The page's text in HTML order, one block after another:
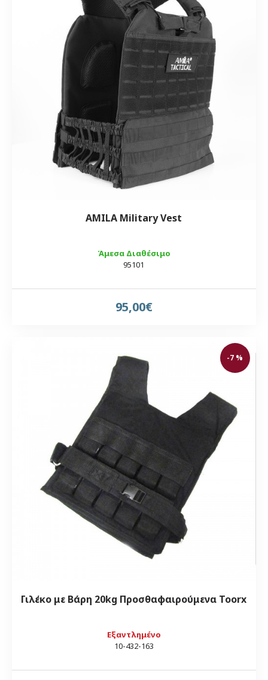
Άμεσα Διαθέσιμο
95101
AMILA Military Vest
95,00€
-7 %
Εξαντλημένο
10-432-163
Γιλέκο με Βάρη 20kg Προσθαφαιρούμενα Toorx